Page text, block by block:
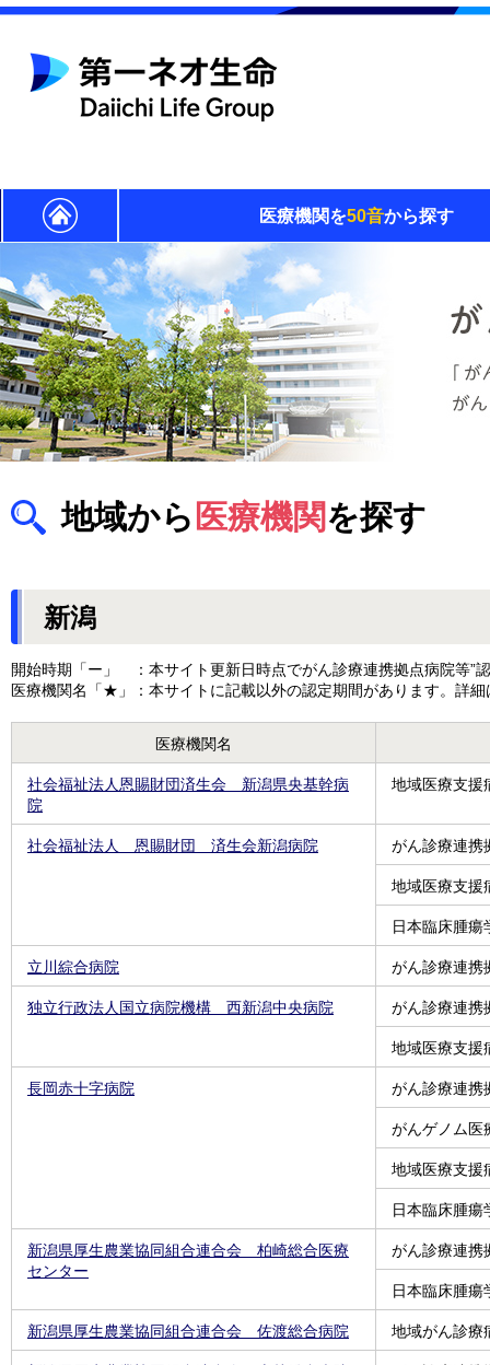
医療機関を50音から探す
地域から 医療機関を探す
新潟
開始時期「ー」 ：本サイト更新日時点でがん診療連携拠点病院等”
医療機関名「★」：本サイトに記載以外の認定期間があります。詳
医療機関名
社会福祉法人恩賜財団済生会 新潟県央基幹病
院
地域医療支援
社会福祉法人 恩賜財団 済生会新潟病院 がん診療連携
地域医療支援
日本臨床腫瘍
立川綜合病院 がん診療連携
独立行政法人国立病院機構 西新潟中央病院 がん診療連携
地域医療支援
長岡赤十字病院 がん診療連携
がんゲノム医
地域医療支援
日本臨床腫瘍
新潟県厚生農業協同組合連合会 柏崎総合医療
センター
がん診療連携
日本臨床腫瘍
新潟県厚生農業協同組合連合会 佐渡総合病院 地域がん診療